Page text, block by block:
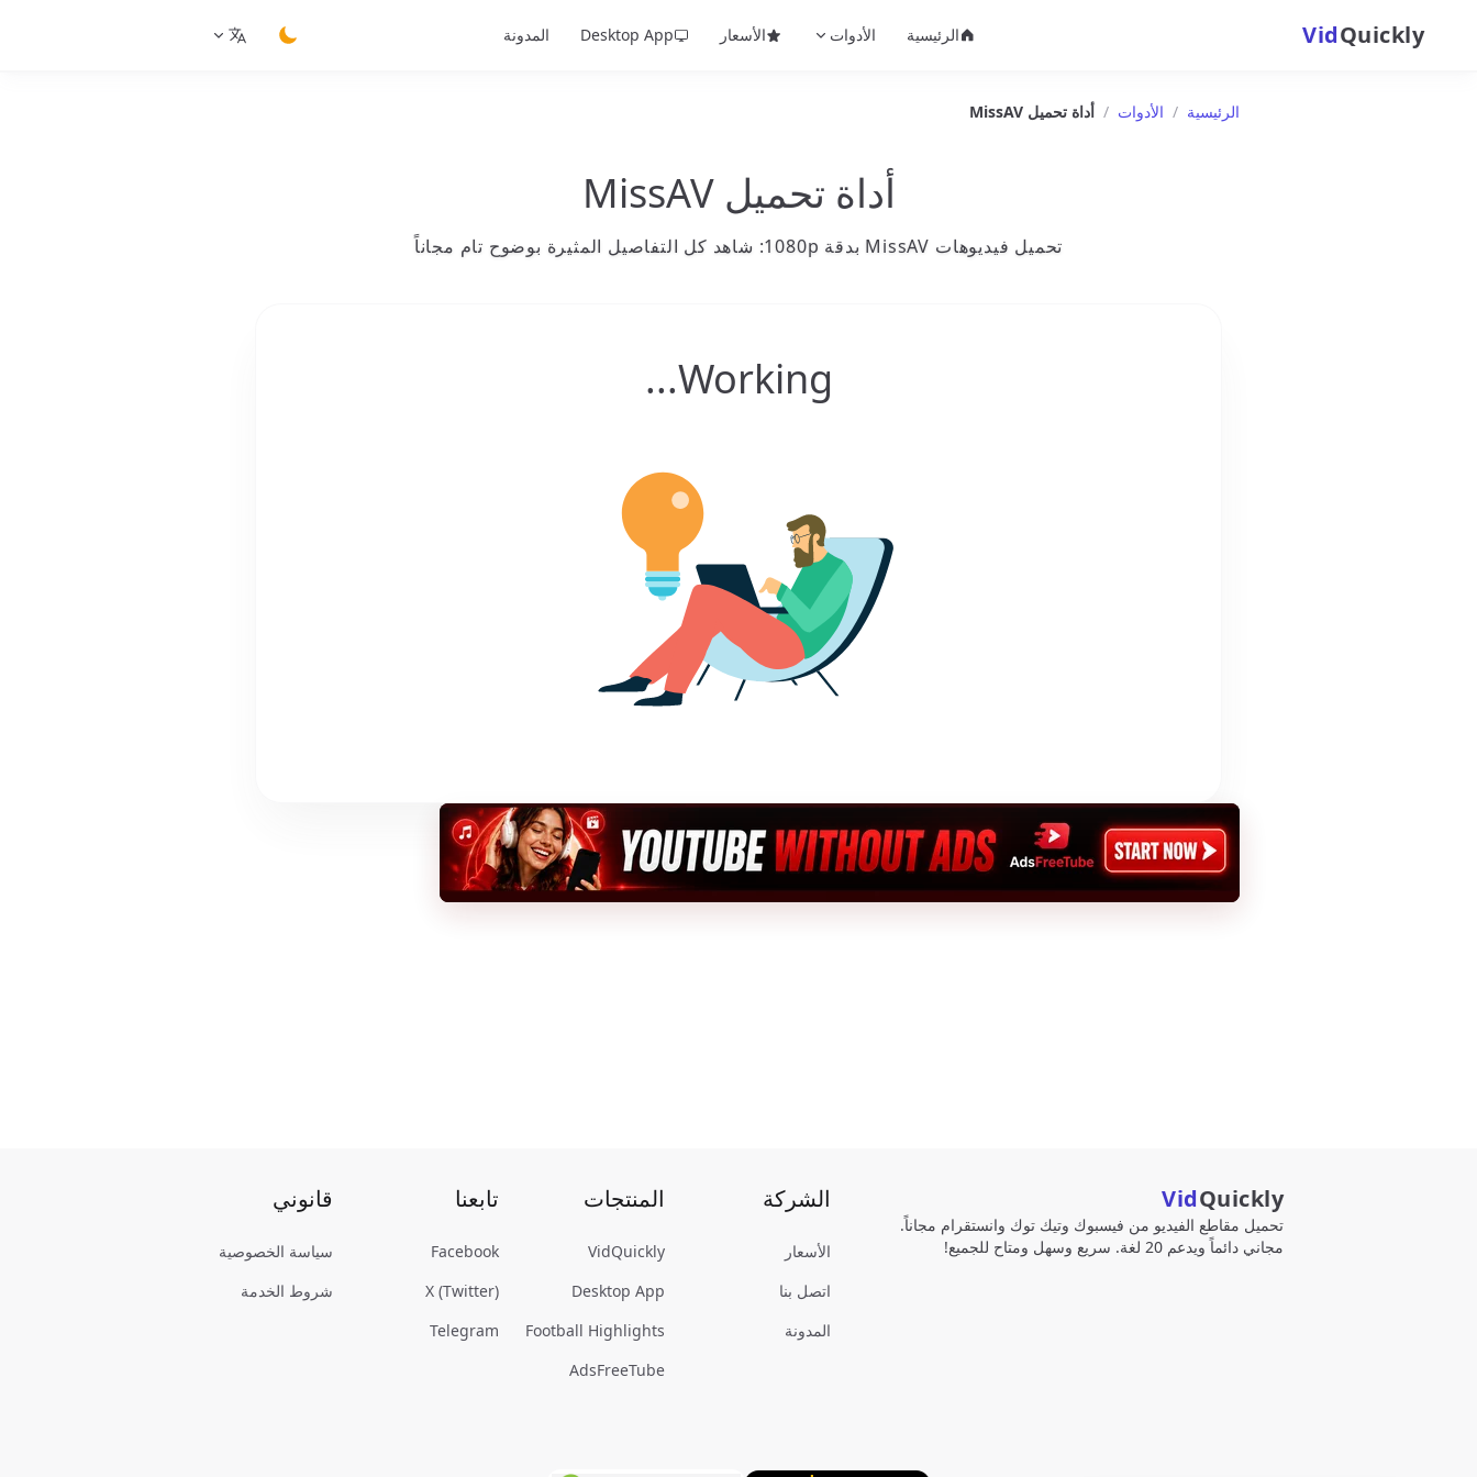
VidQuickly الرئيسية الأدوات الأسعار Desktop App
المدونة
الرئيسية / الأدوات / أداة تحميل MissAV
أداة تحميل MissAV
تحميل فيديوهات MissAV بدقة 1080p: شاهد كل التفاصيل المثيرة بوضوح تام مجاناً
Working...
VidQuickly
تحميل مقاطع الفيديو من فيسبوك وتيك توك وانستقرام مجاناً.
مجاني دائماً ويدعم 20 لغة. سريع وسهل ومتاح للجميع!
الشركة
الأسعار
اتصل بنا
المدونة
المنتجات
VidQuickly
Desktop App
Football Highlights
AdsFreeTube
تابعنا
Facebook
X (Twitter)
Telegram
قانوني
سياسة الخصوصية
شروط الخدمة